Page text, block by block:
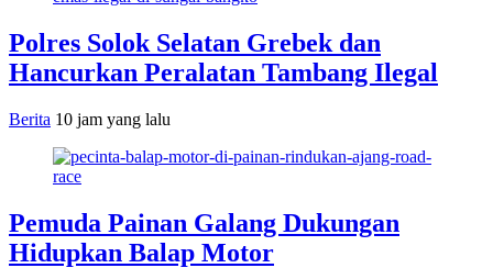
Polres Solok Selatan Grebek dan
Hancurkan Peralatan Tambang Ilegal
Berita 10 jam yang lalu
Pemuda Painan Galang Dukungan
Hidupkan Balap Motor